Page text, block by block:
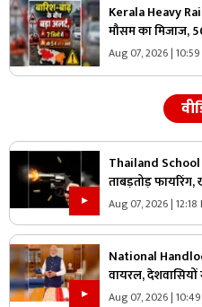
Kerala Heavy
मौसम का मिजाज,
हवाएं, मौसम विभाग
Aug 07, 2026 |
Thailand
ताबड़तोड़
आया वीडियो
Aug 07, 2026 | 12:18
National
वायरल,
Aug 07, 2026 |